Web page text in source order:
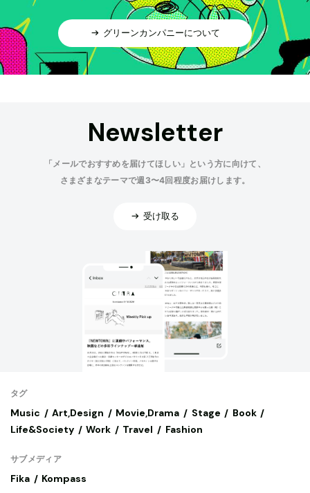
グリーンカンパニーについて
Newsletter
「メールでおすすめを届けてほしい」という方に向けて、
さまざまなテーマで週3〜4回程度お届けします。
受け取る
タグ
Music Art,Design Movie,Drama Stage
Book
Life&Society
Work Travel Fashion
サブメディア
Fika Kompass